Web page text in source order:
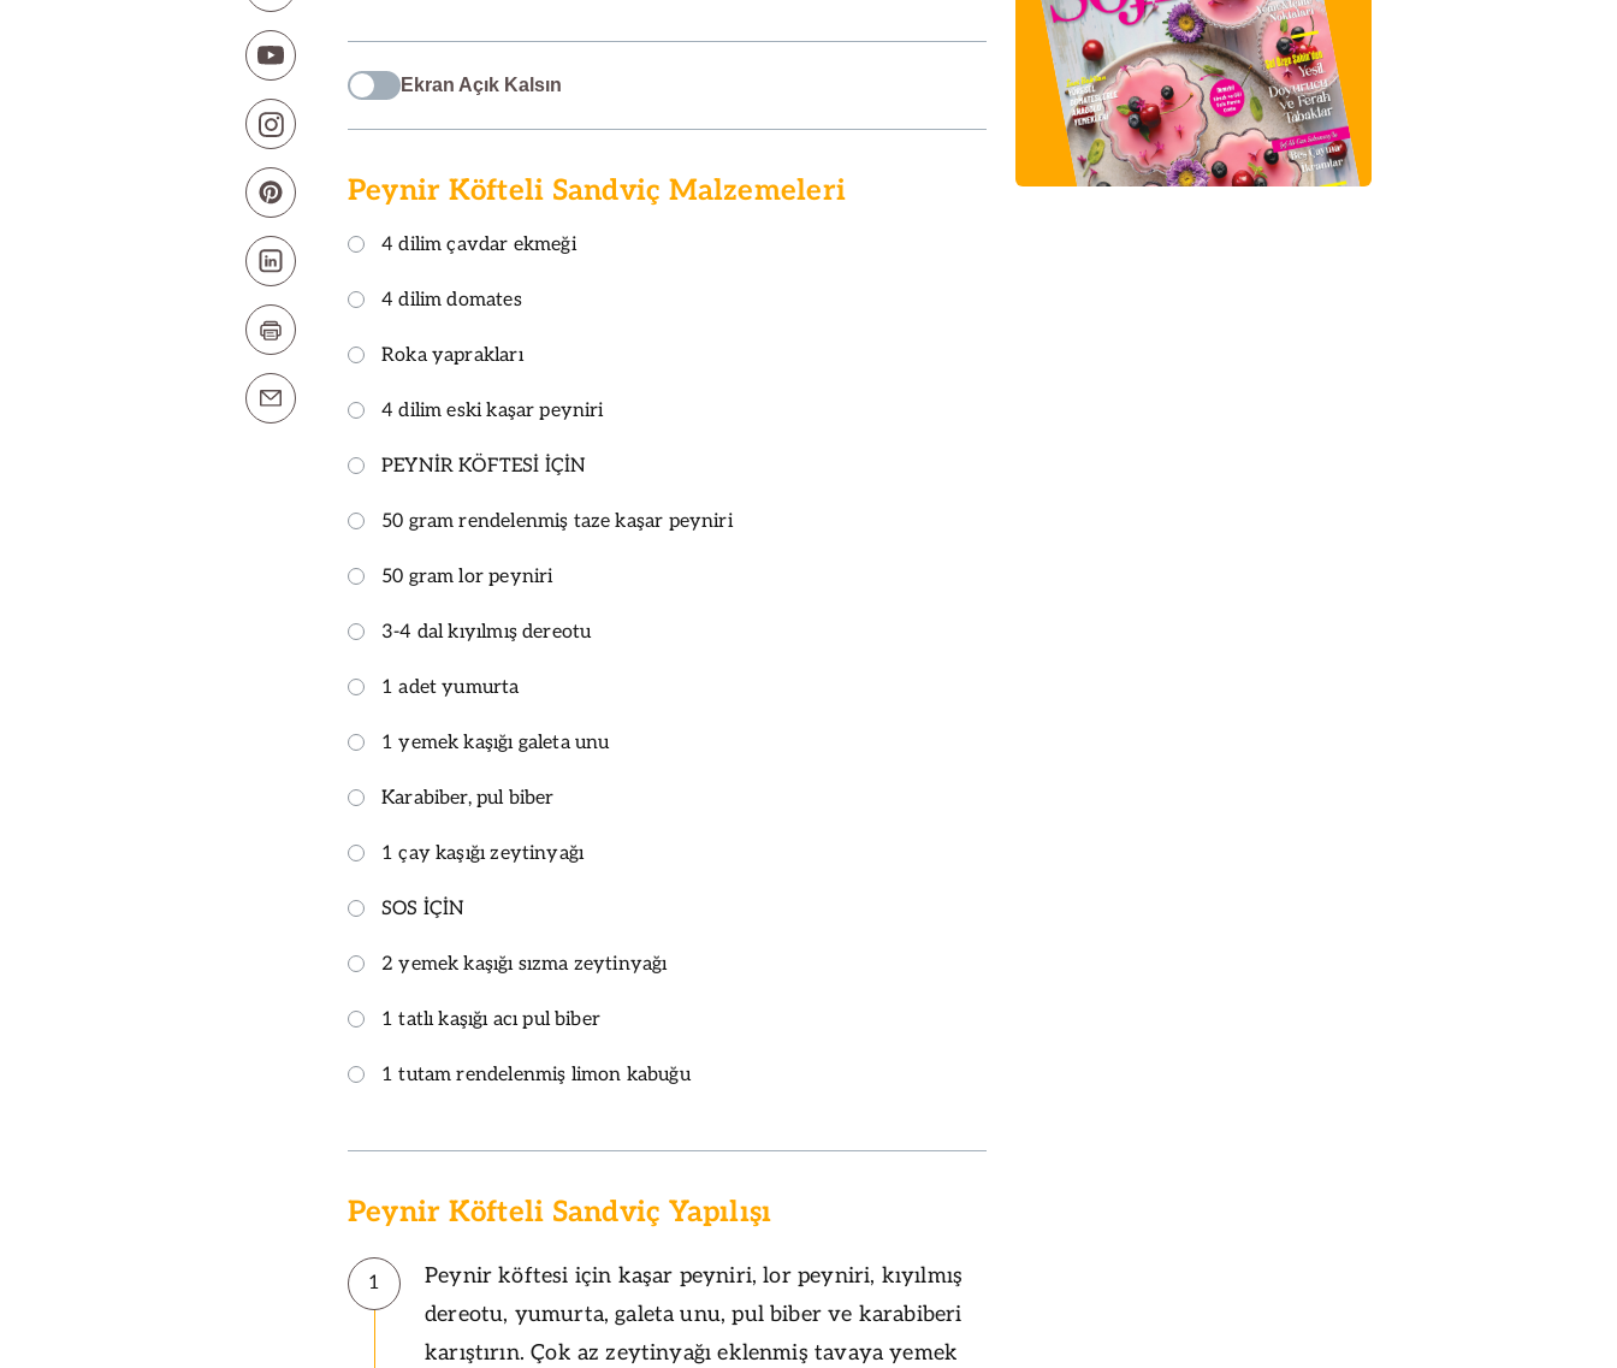
Ekran Açık Kalsın
Peynir Köfteli Sandviç Malzemeleri
4 dilim çavdar ekmeği
4 dilim domates
Roka yaprakları
4 dilim eski kaşar peyniri
PEYNİR KÖFTESİ İÇİN
50 gram rendelenmiş taze kaşar peyniri
50 gram lor peyniri
3-4 dal kıyılmış dereotu
1 adet yumurta
1 yemek kaşığı galeta unu
Karabiber, pul biber
1 çay kaşığı zeytinyağı
SOS İÇİN
2 yemek kaşığı sızma zeytinyağı
1 tatlı kaşığı acı pul biber
1 tutam rendelenmiş limon kabuğu
Peynir Köfteli Sandviç Yapılışı
1
Peynir köftesi için kaşar peyniri, lor peyniri, kıyılmış
dereotu, yumurta, galeta unu, pul biber ve karabiberi
karıştırın. Çok az zeytinyağı eklenmiş tavaya yemek